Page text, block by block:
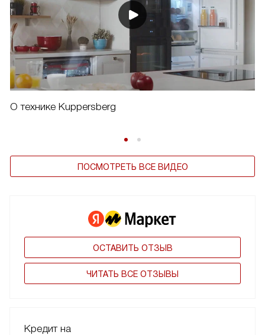
О технике Kuppersberg
ПОСМОТРЕТЬ ВСЕ ВИДЕО
ОСТАВИТЬ ОТЗЫВ
ЧИТАТЬ ВСЕ ОТЗЫВЫ
Кредит на